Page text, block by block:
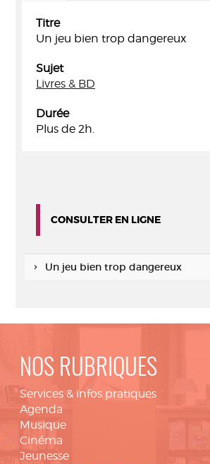
Titre
Un jeu bien trop dangereux
Sujet
Livres & BD
Durée
Plus de 2h.
CONSULTER EN LIGNE
Un jeu bien trop dangereux
NOS RUBRIQUES
Services & infos pratiques
Agenda
Musique
Cinéma
Jeunesse